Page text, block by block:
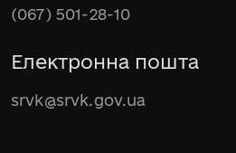
(067) 501-28-10
Електронна пошта
srvk@srvk.gov.ua